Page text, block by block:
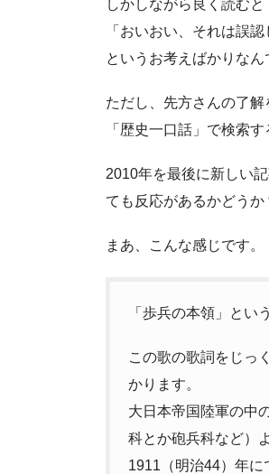
しかしながら良く読むと
「おいおい、それは誤
というお考えばかりな
ただし、先方さんの了解
「歴史一口話」で検索
2010年を最後に新しい
ても反応があるかどうか
まあ、こんな感じです。
「歩兵の本領」とい
この歌の歌詞をじっ
かります。
大日本帝国陸軍の中
科とか砲兵科など）
1911（明治44）年